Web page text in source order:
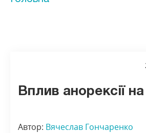
Вплив анорексії
Автор: Вячеслав Гончаренко